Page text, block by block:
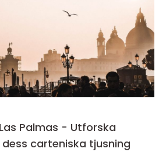
Palmas - Utforska
carteniska tjusning